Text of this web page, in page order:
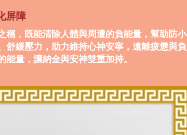
屏障
稱，既能清除人體與周遭的負能量，幫助防小
舒緩壓力，助力維持心神安寧，遠離疲憊與負
量，讓納金與安神雙重加持。